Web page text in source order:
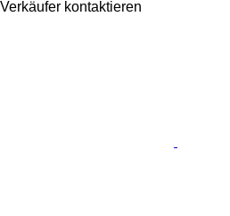
Verkäufer kontaktieren